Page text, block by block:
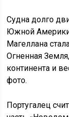
Судна долго
Южной
Магеллана
Огненная
континента и
фото.
Португалец